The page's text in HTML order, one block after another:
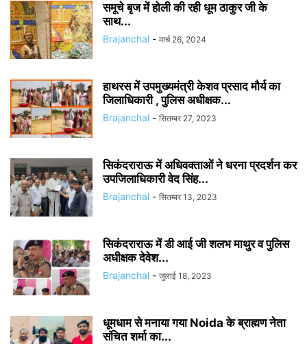
समूचे बृज में होली की रही धूम ठाकुर जी के
साथ...
Brajanchal - मार्च 26, 2024
हाथरस में उपमुख्यमंत्री केशव प्रसाद मौर्य का
जिलाधिकारी , पुलिस अधीक्षक...
Brajanchal - सितम्बर 27, 2023
सिकंदराराऊ में अधिवक्ताओं ने धरना प्रदर्शन कर
उपजिलाधिकारी वेद सिंह...
Brajanchal - सितम्बर 13, 2023
सिकंदराराऊ में डी आई जी शलभ माथुर व पुलिस
अधीक्षक देवेश...
Brajanchal - जुलाई 18, 2023
धूमधाम से मनाया गया Noida के ब्राह्मण नेता
संचित शर्मा का...